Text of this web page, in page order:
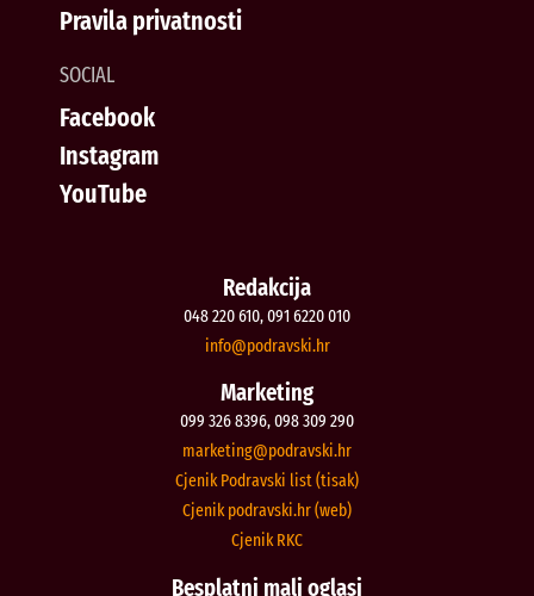
Pravila privatnosti
SOCIAL
Facebook
Instagram
YouTube
Redakcija
048 220 610, 091 6220 010
rh.iksvardop
@ofni
Marketing
099 326 8396, 098 309 290
rh.iksvardop
@gnitekram
Cjenik Podravski list (tisak)
Cjenik podravski.hr (web)
Cjenik RKC
Besplatni mali oglasi